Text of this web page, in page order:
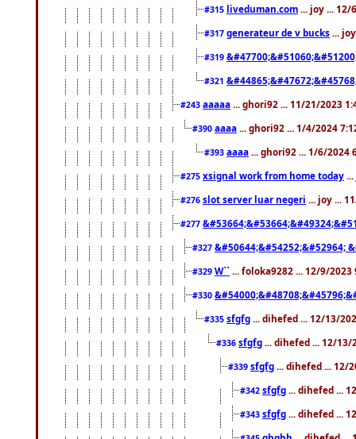
#315 liveduman.com ... joy ... 12/
#317 generateur de v bucks ...
#319
#321
#243 aaaaa ... ghori92 ... 11/21/2023
#390 aaaa ... ghori92 ... 1/4/2024
#393 aaaa ... ghori92 ... 1/6/2024
#275 xsignal work from home today
#276 slot server luar negeri ... joy ...
#277
#327 &#50644;&#54252;&#52964;
#329 W`` ... foloka9282 ... 12/9/2023
#330
#335 sfgfg ... dihefed ... 12/13/
#336 sfgfg ... dihefed ... 12/13/
#339 sfgfg ... dihefed ... 12/
#342 sfgfg ... dihefed ...
#343 sfgfg ... dihefed ...